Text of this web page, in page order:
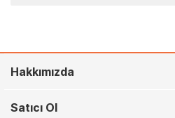
Hakkımızda
Satıcı Ol